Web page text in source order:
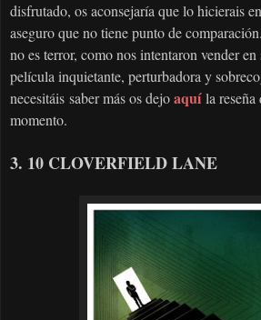
disfrutado, os aconsejaría que lo hicierais
aseguro que no tiene punto de
no es terror, como nos intentaron vender
película inquietante, perturbadora y
necesitáis saber más os dejoaquíla reseña
momento.
3. 10 CLOVERFIELD LANE